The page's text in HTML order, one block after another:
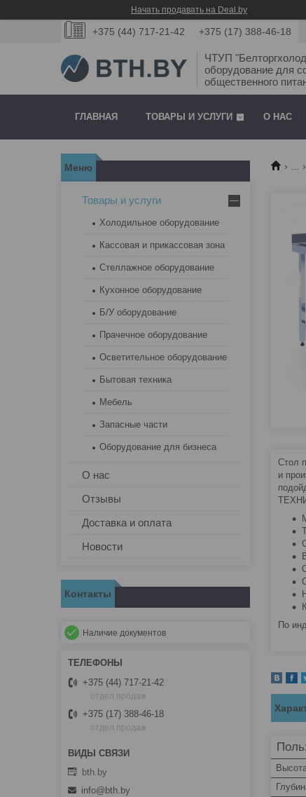
Начать продавать на Deal.by
+375 (44) 717-21-42 +375 (17) 388-46-18
ЧТУП
оборудование для
общественного
ГЛАВНАЯ ТОВАРЫ И УСЛУГИ О НАС
...
Стол
и
По
Товары и услуги
Холодильное оборудование
Кассовая и прикассовая зона
Стеллажное оборудование
Кухонное оборудование
Б/У оборудование
Прачечное оборудование
Осветительное оборудование
Бытовая техника
Мебель
Запасные части
Оборудование для бизнеса
О нас
Отзывы
Доставка и оплата
Новости
Контакты
Наличие документов
+375 (44) 717-21-42
отдел продаж
+375 (17) 388-46-18
отдел продаж
bth.by
info@bth.by